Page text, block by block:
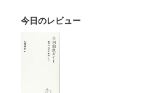
らえる御城印。
小倉城 御城印
今日のレビュー